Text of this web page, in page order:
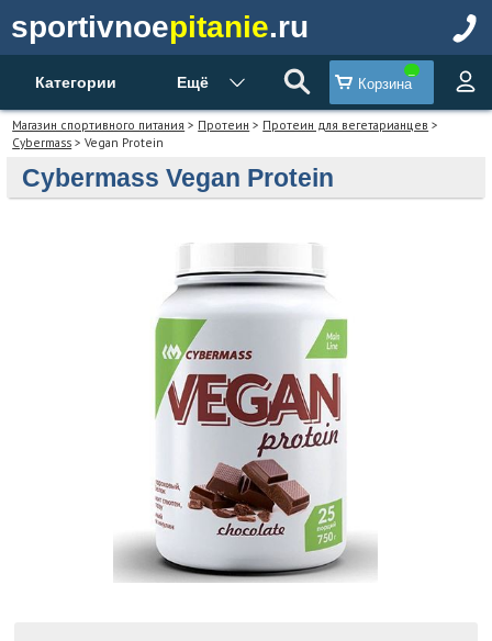
sportivnoepitanie.ru
Категории Ещё Корзина
Магазин спортивного питания > Протеин > Протеин для вегетарианцев >
Cybermass > Vegan Protein
Cybermass Vegan Protein